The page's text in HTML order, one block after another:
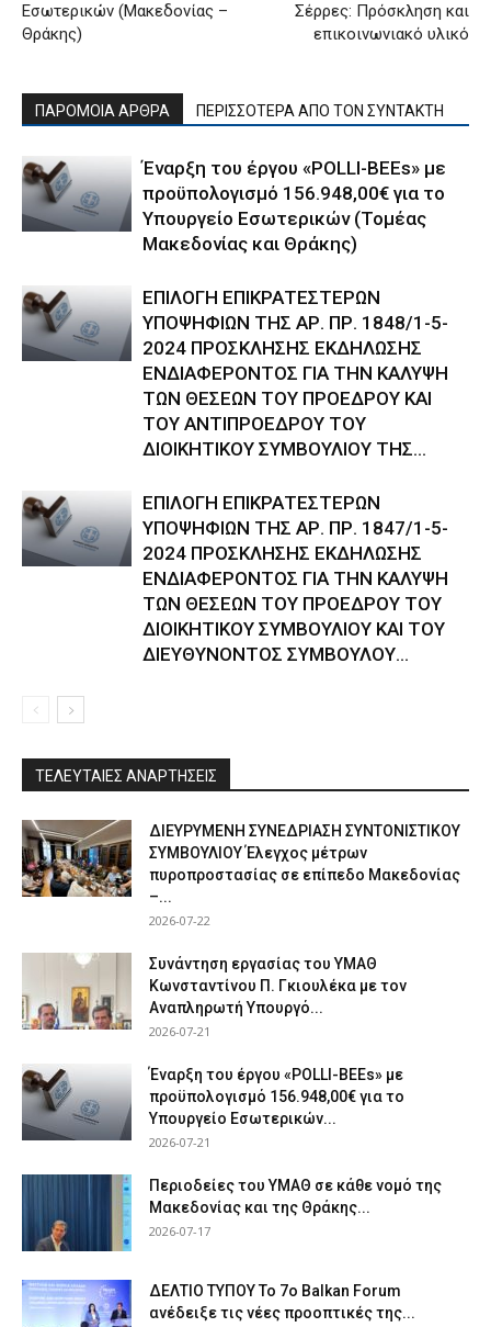
Εσωτερικών (Μακεδονίας –
Θράκης)
Σέρρες: Πρόσκληση και
επικοινωνιακό υλικό
ΠΑΡΟΜΟΙΑ ΑΡΘΡΑ ΠΕΡΙΣΣΟΤΕΡΑ ΑΠΟ ΤΟΝ ΣΥΝΤΑΚΤΗ
Έναρξη του έργου «POLLI-BEEs» με
προϋπολογισμό 156.948,00€ για το
Υπουργείο Εσωτερικών (Τομέας
Μακεδονίας και Θράκης)
ΕΠΙΛΟΓΗ ΕΠΙΚΡΑΤΕΣΤΕΡΩΝ
ΥΠΟΨΗΦΙΩΝ ΤΗΣ ΑΡ. ΠΡ. 1848/1-5-
2024 ΠΡΟΣΚΛΗΣΗΣ ΕΚΔΗΛΩΣΗΣ
ΕΝΔΙΑΦΕΡΟΝΤΟΣ ΓΙΑ ΤΗΝ ΚΑΛΥΨΗ
ΤΩΝ ΘΕΣΕΩΝ ΤΟΥ ΠΡΟΕΔΡΟΥ ΚΑΙ
ΤΟΥ ΑΝΤΙΠΡΟΕΔΡΟΥ ΤΟΥ
ΔΙΟΙΚΗΤΙΚΟΥ ΣΥΜΒΟΥΛΙΟΥ ΤΗΣ...
ΕΠΙΛΟΓΗ ΕΠΙΚΡΑΤΕΣΤΕΡΩΝ
ΥΠΟΨΗΦΙΩΝ ΤΗΣ ΑΡ. ΠΡ. 1847/1-5-
2024 ΠΡΟΣΚΛΗΣΗΣ ΕΚΔΗΛΩΣΗΣ
ΕΝΔΙΑΦΕΡΟΝΤΟΣ ΓΙΑ ΤΗΝ ΚΑΛΥΨΗ
ΤΩΝ ΘΕΣΕΩΝ ΤΟΥ ΠΡΟΕΔΡΟΥ ΤΟΥ
ΔΙΟΙΚΗΤΙΚΟΥ ΣΥΜΒΟΥΛΙΟΥ ΚΑΙ ΤΟΥ
ΔΙΕΥΘΥΝΟΝΤΟΣ ΣΥΜΒΟΥΛΟΥ...
ΤΕΛΕΥΤΑΙΕΣ ΑΝΑΡΤΗΣΕΙΣ
ΔΙΕΥΡΥΜΕΝΗ ΣΥΝΕΔΡΙΑΣΗ ΣΥΝΤΟΝΙΣΤΙΚΟΥ
ΣΥΜΒΟΥΛΙΟΥ Έλεγχος μέτρων
πυροπροστασίας σε επίπεδο Μακεδονίας
–...
2026-07-22
Συνάντηση εργασίας του ΥΜΑΘ
Κωνσταντίνου Π. Γκιουλέκα με τον
Αναπληρωτή Υπουργό...
2026-07-21
Έναρξη του έργου «POLLI-BEEs» με
προϋπολογισμό 156.948,00€ για το
Υπουργείο Εσωτερικών...
2026-07-21
Περιοδείες του ΥΜΑΘ σε κάθε νομό της
Μακεδονίας και της Θράκης...
2026-07-17
ΔΕΛΤΙΟ ΤΥΠΟΥ Το 7ο Balkan Forum
ανέδειξε τις νέες προοπτικές της...